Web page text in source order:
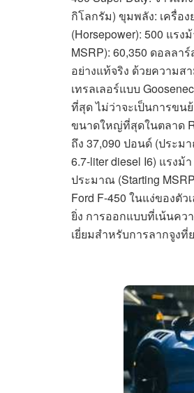
กิโลกรัม) ขุมพลัง: เครื่อง
(Horsepower): 500 แร
MSRP): 60,350 ดอลลา
อย่างแท้จริง ด้วยความส
เทรลเลอร์แบบ
ที่สุด ไม่ว่าจะเป็นการขน
ขนาดใหญ่ที่สุดในตลาด
ถึง 37,090 ปอนด์ (ประม
6.7-liter diesel I6) แรงม้
ประมาณ (Starting
Ford F-450 ในแง่ของตั
ยิ่ง การออกแบบที่เน้นคว
เยี่ยมสำหรับการลากจูง